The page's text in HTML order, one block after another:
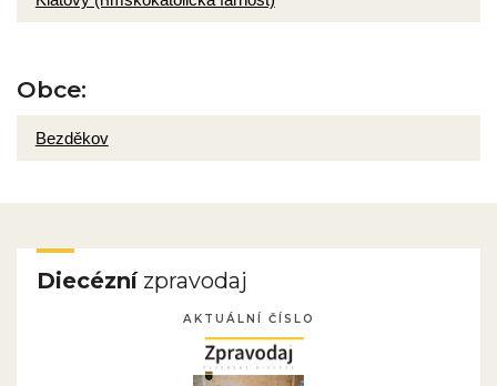
Obce:
Bezděkov
Diecéznízpravodaj
AKTUÁLNÍ ČÍSLO